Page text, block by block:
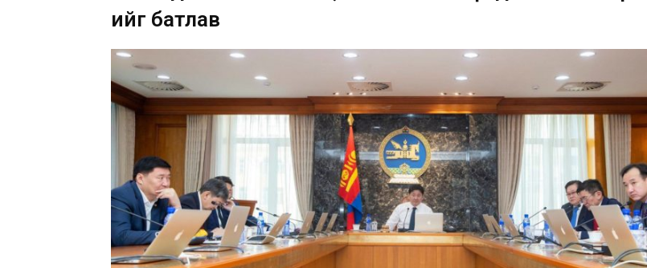
ийг батлав